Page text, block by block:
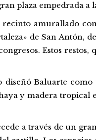
plaza empedrada a
recinto amurallado
» de San Antón,
Estos restos,
diseñó Baluarte como
ymadera tropical
a través de un